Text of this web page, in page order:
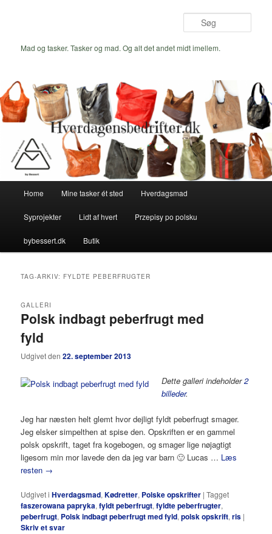
indhold
indholdMad og tasker. Tasker og mad. Og alt det andet midt imellem.
Home Mine tasker ét sted Hverdagsmad
Syprojekter Lidt af hvert Przepisy po polsku
bybessert.dk Butik
TAG-ARKIV: FYLDTE PEBERFRUGTER
Polsk indbagt peberfrugt med
fyld
GALLERI
Udgivet den22. september 2013
Dette galleri indeholder2
billeder.
Jeg har næsten helt glemt hvor dejligt fyldt peberfrugt smager.
Jeg elsker simpelthen at spise den. Opskriften er en gammel
polsk opskrift, taget fra kogebogen, og smager lige nøjagtigt
ligesom min mor lavede den da jeg var barn 🙂 Lucas … Læs
resten →
Udgivet i Hverdagsmad,Kødretter, Polske opskrifter |Tagget
faszerowana papryka,fyldt peberfrugt,fyldte peberfrugter,
peberfrugt, Polsk indbagt peberfrugt med fyld,polsk opskrift,ris |
Skriv et svar